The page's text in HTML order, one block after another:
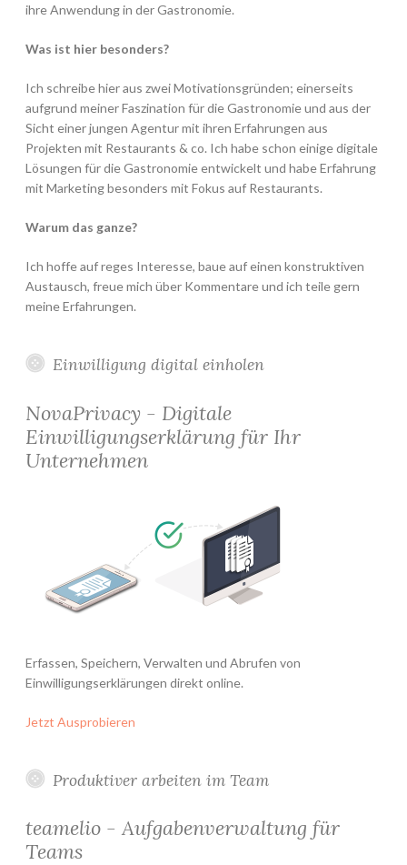
ihre Anwendung in der Gastronomie.
Was ist hier besonders?
Ich schreibe hier aus zwei Motivationsgründen; einerseits
aufgrund meiner Faszination für die Gastronomie und aus der
Sicht einer jungen Agentur mit ihren Erfahrungen aus
Projekten mit Restaurants & co. Ich habe schon einige digitale
Lösungen für die Gastronomie entwickelt und habe Erfahrung
mit Marketing besonders mit Fokus auf Restaurants.
Warum das ganze?
Ich hoffe auf reges Interesse, baue auf einen konstruktiven
Austausch, freue mich über Kommentare und ich teile gern
meine Erfahrungen.
Einwilligung digital einholen
NovaPrivacy - Digitale
Einwilligungserklärung für Ihr
Unternehmen
Erfassen, Speichern, Verwalten und Abrufen von
Einwilligungserklärungen direkt online.
Jetzt Ausprobieren
Produktiver arbeiten im Team
teamelio - Aufgabenverwaltung für
Teams